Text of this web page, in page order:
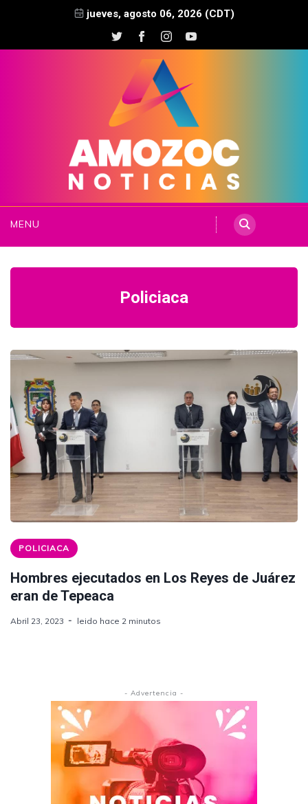
jueves, agosto 06, 2026 (CDT)
MENU
Policiaca
POLICIACA
Hombres ejecutados en Los Reyes de Juárez
eran de Tepeaca
Abril 23, 2023 leido hace 2 minutos
- Advertencia -